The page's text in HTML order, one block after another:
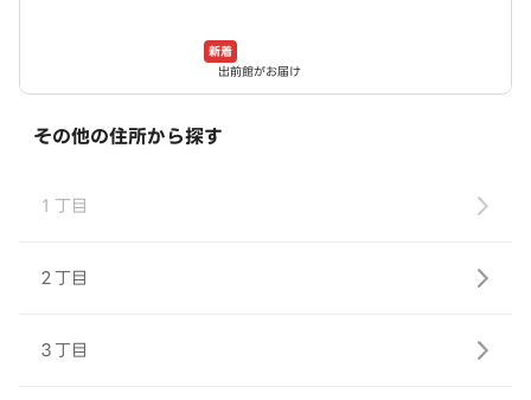
新着
出前館がお届け
その他の住所から探す
１丁目
２丁目
３丁目